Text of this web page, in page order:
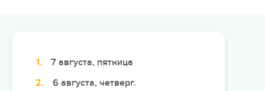
развивающие лагеря
Походы и путешествия
7 августа, пятница
6 августа, четверг.